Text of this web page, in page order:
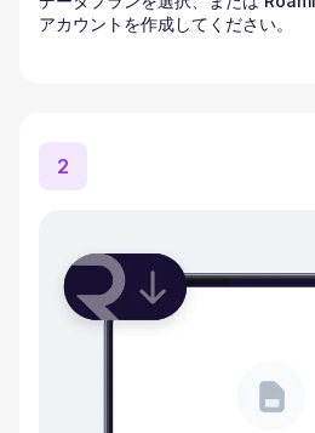
アカウントを作成してください。
2